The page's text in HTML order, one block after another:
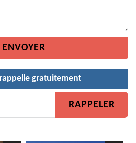
gratuitement